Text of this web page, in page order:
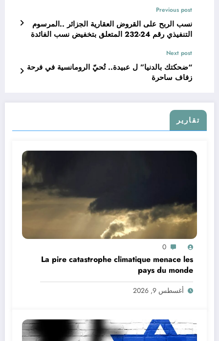
Previous post
نسب الربح على القروض العقارية الجزائر ..المرسوم
التنفيذي رقم 24-232 المتعلق بتخفيض نسب الفائدة
Next post
“ضحكتك بالدنيا” ل عبيدة.. تُحيّ الرومانسية في فرحة
زفاف ساحرة
تقارير
0
La pire catastrophe climatique menace les
pays du monde
أغسطس 9, 2026